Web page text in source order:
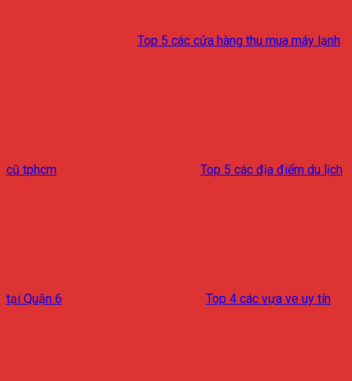
Top 5 các cửa hàng thu mua máy lạnh
cũ tphcm Top 5 các địa điểm du lịch
tại Quận 6 Top 4 các vựa ve uy tín